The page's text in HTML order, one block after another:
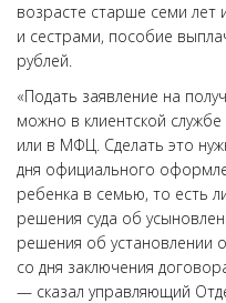
возрасте старше семи лет
и сестрами, пособие
рублей.
«Подать заявление на
можно в клиентской
или в МФЦ. Сделать это
дня официального
ребенка в семью, то есть
решения суда об
решения об установлении
со дня заключения
— сказал управляющий